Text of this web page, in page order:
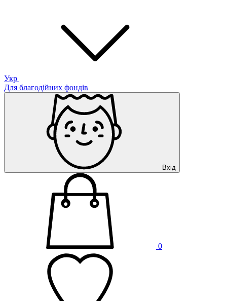
Укр
Для благодійних фондів
Вхід
0